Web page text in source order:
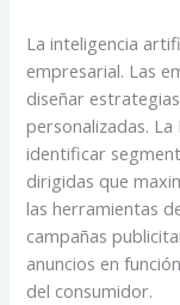
La inteligencia
empresarial. Las
diseñar
personalizadas.
identificar
dirigidas que
las herramientas
campañas
anuncios en
del consumidor.